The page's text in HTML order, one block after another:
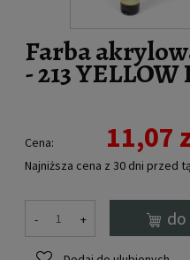
Farba
- 213
Cena: 11,07
Najniższa cena z 30 dni przed
- + do